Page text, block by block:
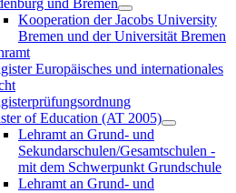
Kooperation der Jacobs University
Bremen und der Universität Bremen
Europäisches und internationales
of Education (AT 2005)
Lehramt an Grund- und
Sekundarschulen/Gesamtschulen -
mit dem Schwerpunkt Grundschule
Lehramt an Grund- und